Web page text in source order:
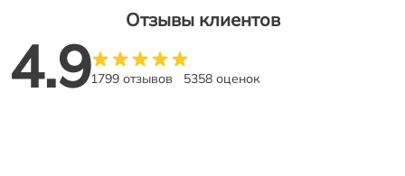
Отзывы клиентов
4.91799 отзывов 5358 оценок